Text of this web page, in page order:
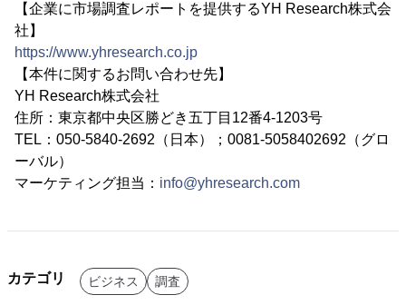
【企業に市場調査レポートを提供するYH Research株式会
社】
https://www.yhresearch.co.jp
【本件に関するお問い合わせ先】
YH Research株式会社
住所：東京都中央区勝どき五丁目12番4-1203号
TEL：050-5840-2692（日本）；0081-5058402692（グロ
ーバル）
マーケティング担当： info@yhresearch.com
カテゴリ ビジネス 調査